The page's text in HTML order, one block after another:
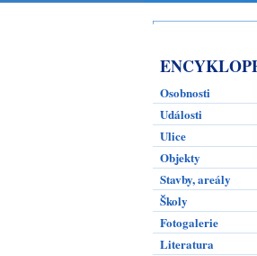
Osobnosti
Události
Ulice
Objekty
Stavby, areály
Školy
Fotogalerie
Literatura